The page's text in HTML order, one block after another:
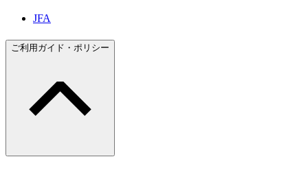
JFA
ご利用ガイド・ポリシー